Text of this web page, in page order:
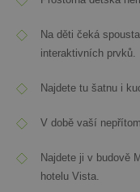
Na děti čeká
interaktivních prvků.
Najdete tu šatnu i
V době vaší
Najdete ji v budově
hotelu Vista.